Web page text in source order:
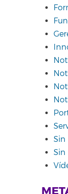
Sin
Sin